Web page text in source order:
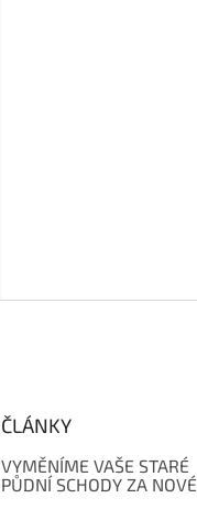
ČLÁNKY
VYMĚNÍME VAŠE STARÉ
PŮDNÍ SCHODY ZA NOVÉ